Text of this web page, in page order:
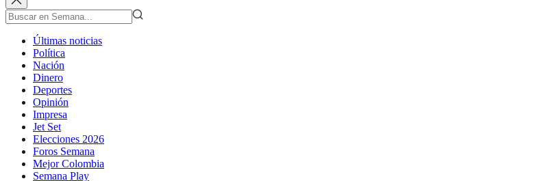
Últimas noticias
Política
Nación
Dinero
Deportes
Opinión
Impresa
Jet Set
Elecciones 2026
Foros Semana
Mejor Colombia
Semana Play